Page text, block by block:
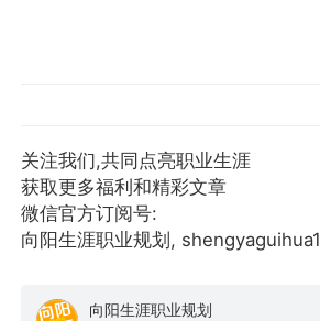
关注我们,共同点亮职业生涯
获取更多福利和精彩文章
微信官方订阅号:
向阳生涯职业规划, shengyaguihua1
向阳生涯职业规划